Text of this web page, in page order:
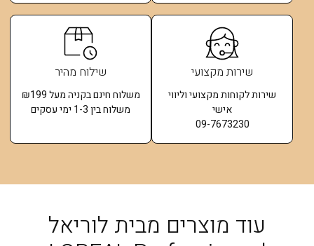
שירות מקצועי
שירות לקוחות מקצועי וליווי
אישי
09-7673230
שילוח מהיר
משלוח חינם בקניה מעל ₪199
משלוח בין 1-3 ימי עסקים
עוד מוצרים מבית לוריאל